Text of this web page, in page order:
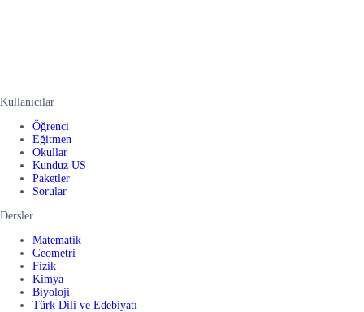
Kullanıcılar
Öğrenci
Eğitmen
Okullar
Kunduz US
Paketler
Sorular
Dersler
Matematik
Geometri
Fizik
Kimya
Biyoloji
Türk Dili ve Edebiyatı